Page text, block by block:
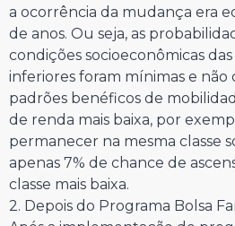
a ocorrência da mudança era
de anos. Ou seja, as
condições socioeconômicas
inferiores foram mínimas e não
padrões benéficos de
de renda mais baixa, por
permanecer na mesma classe
apenas 7% de chance de
classe mais baixa.
2. Depois do Programa Bolsa